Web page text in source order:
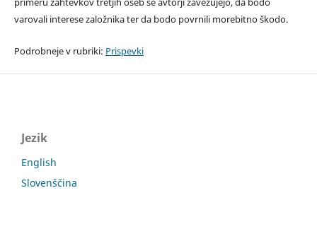
varovali interese založnika ter da bodo povrnili morebitno škodo.
Podrobneje v rubriki: Prispevki
Jezik
English
Slovenščina